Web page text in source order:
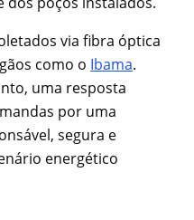
via fibra óptica
como o Ibama.
uma resposta
por uma
segura e
energético